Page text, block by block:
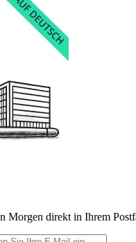
Morgen direkt in Ihrem